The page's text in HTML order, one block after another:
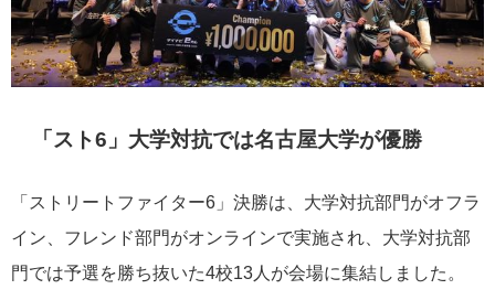
「スト6」大学対抗では名古屋大学が優勝
「ストリートファイター6」決勝は、大学対抗部門がオフラ
イン、フレンド部門がオンラインで実施され、大学対抗部
門では予選を勝ち抜いた4校13人が会場に集結しました。